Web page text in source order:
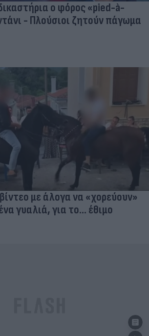
ο φόρος «pied-à-
- Πλούσιοι ζητούν πάγωμα
με άλογα να «χορεύουν»
γυαλιά, για το... έθιμο